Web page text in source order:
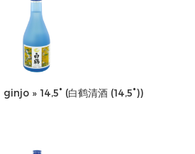
» 14,5° (白鹤清酒 (14,5°))